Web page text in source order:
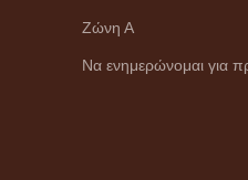
Ζώνη Α
Να ενημερώνομαι για